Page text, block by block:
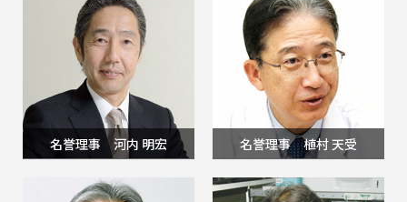
名誉理事 河内 明宏 名誉理事 植村 天受